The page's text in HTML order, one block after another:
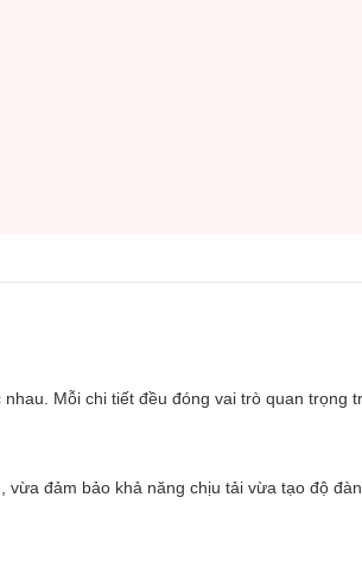
Mỗi chi tiết đều đóng vai trò quan trọng
đảm bảo khả năng chịu tải vừa tạo độ